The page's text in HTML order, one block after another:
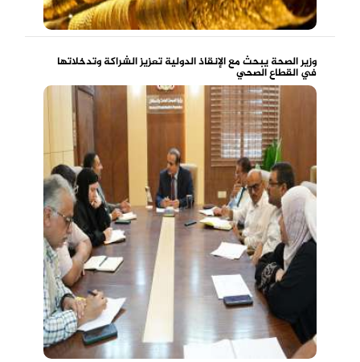
وزير الصحة يبحث مع الإنقاذ الدولية تعزيز الشراكة وتدخلاتها
في القطاع الصحي